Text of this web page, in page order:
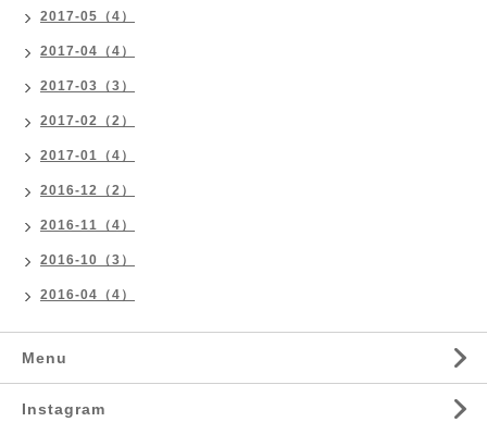
2017-05（4）
2017-04（4）
2017-03（3）
2017-02（2）
2017-01（4）
2016-12（2）
2016-11（4）
2016-10（3）
2016-04（4）
Menu
Instagram